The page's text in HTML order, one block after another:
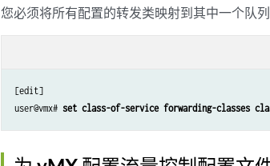
您必须将所有配置的转发类映射到其中一个队列
[edit]
user@vmx# set class-of-service forwarding-classes